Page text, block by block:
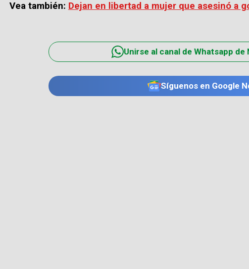
Vea también: Dejan en libertad a mujer que asesinó a
Unirse al canal de Whatsapp de
Síguenos en Google